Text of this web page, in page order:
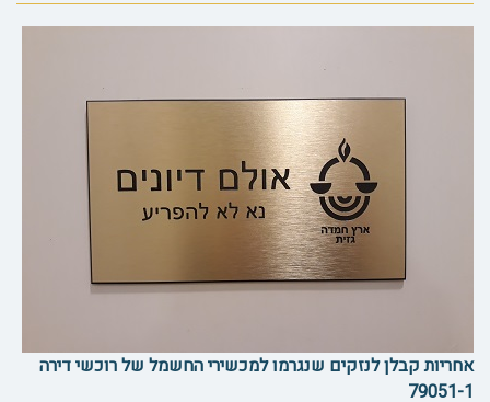
אחריות קבלן לנזקים שנגרמו למכשירי החשמל של רוכשי דירה
79051-1